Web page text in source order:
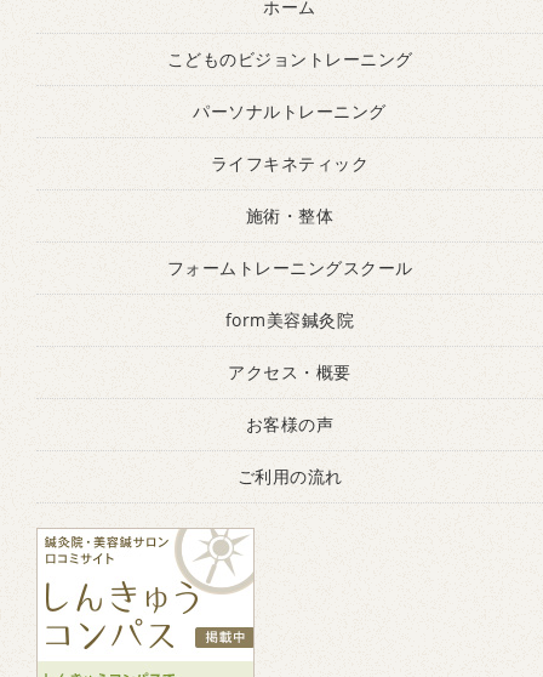
ホーム
こどものビジョントレーニング
パーソナルトレーニング
ライフキネティック
施術・整体
フォームトレーニングスクール
form美容鍼灸院
アクセス・概要
お客様の声
ご利用の流れ